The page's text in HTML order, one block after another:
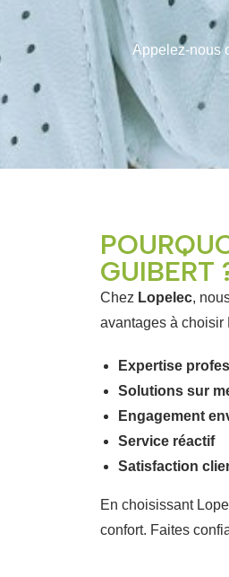
Appelez-nous
GUIBERT
Chez Lopelec,
avantages à choisir
Expertise
Solutions sur
Engagement
Service réactif
Satisfaction
En choisissant
confort. Faites